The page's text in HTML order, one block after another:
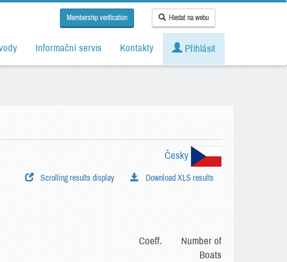
Membership verification Hledat na webu
Informační servis Kontakty Přihlásit
Česky
Download XLS results
Scrolling results display
Coeff.
Number of
Boats